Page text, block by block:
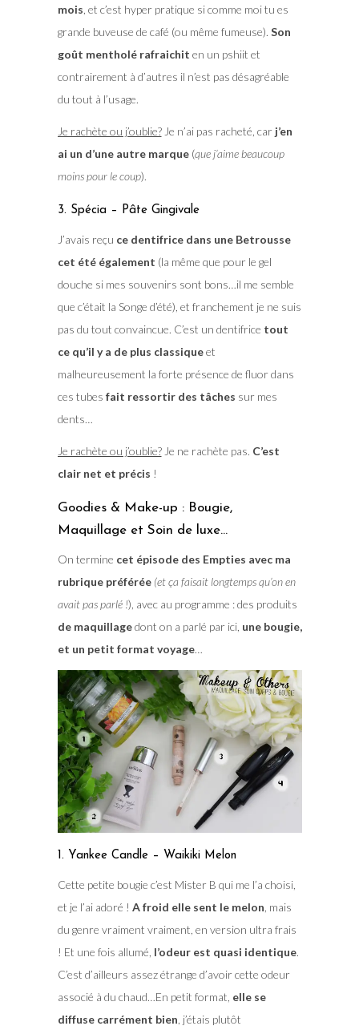
mois , et c’est hyper pratique si comme moi tu es
grande buveuse de café (ou même fumeuse). Son
goût mentholé rafraichit en un pshiit et
contrairement à d’autres il n’est pas désagréable
du tout à l’usage.
Je rachète ou j’oublie?Je n’ai pas racheté, carj’en
ai un d’une autre marque(que j’aime beaucoup
moins pour le coup).
3. Spécia – Pâte Gingivale
J’avais reçu ce dentifrice dans une Betrousse
cet été également (la même que pour le gel
douche si mes souvenirs sont bons…il me semble
que c’était la Songe d’été), et franchement je ne suis
pas du tout convaincue. C’est un dentifrice tout
ce qu’il y a de plus classiqueet
malheureusement la forte présence de fluor dans
ces tubes fait ressortir des tâches sur mes
dents…
Je rachète ou j’oublie?Je ne rachète pas. C’est
clair net et précis !
Goodies & Make-up : Bougie,
Maquillage et Soin de luxe…
On termine cet épisode des Empties avec ma
rubrique préférée (et ça faisait longtemps qu’on en
avait pas parlé !), avec au programme : des produits
de maquillagedont on a parlé par ici, une bougie,
et un petit format voyage…
1. Yankee Candle – Waikiki Melon
Cette petite bougie c’est Mister B qui me l’a choisi,
et je l’ai adoré ! A froid elle sent le melon , mais
du genre vraiment vraiment, en version ultra frais
! Et une fois allumé, l’odeur est quasi identique.
C’est d’ailleurs assez étrange d’avoir cette odeur
associé à du chaud…En petit format, elle se
diffuse carrément bien , j’étais plutôt